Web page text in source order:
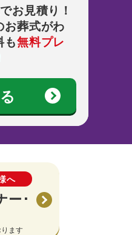
お見積り！
お葬式がわ
も無料プレ
へ
ー･
ます